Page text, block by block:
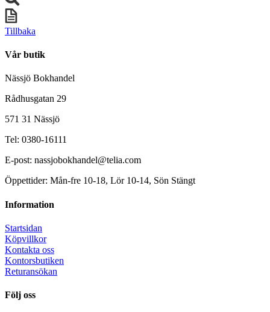
Tillbaka
Vår butik
Nässjö Bokhandel
Rådhusgatan 29
571 31 Nässjö
Tel: 0380-16111
E-post: nassjobokhandel@telia.com
Öppettider: Mån-fre 10-18, Lör 10-14, Sön Stängt
Information
Startsidan
Köpvillkor
Kontakta oss
Kontorsbutiken
Returansökan
Följ oss